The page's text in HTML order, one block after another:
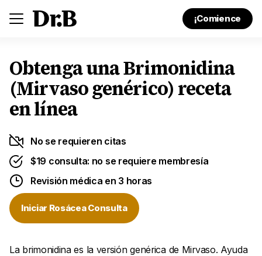
¡Comience
Obtenga una Brimonidina
(Mirvaso genérico) receta
en línea
No se requieren citas
$19 consulta: no se requiere membresía
Revisión médica en 3 horas
Iniciar Rosácea Consulta
La brimonidina es la versión genérica de Mirvaso. Ayuda